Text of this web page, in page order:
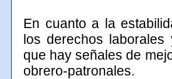
En cuanto a la
los derechos laborales
que hay señales de
obrero-patronales.